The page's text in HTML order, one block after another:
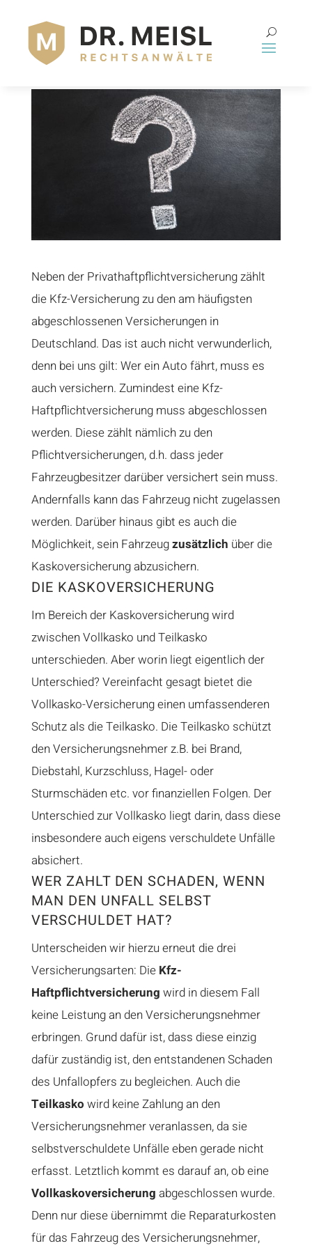
KASKOSCHUTZ BEI
EIGENVERSCHULDEN?
Neben der Privathaftpflichtversicherungzählt
die Kfz-Versicherung zu den am häufigsten
abgeschlossenen Versicherungen in
Deutschland. Das ist auch nicht verwunderlich,
denn bei uns gilt: Wer ein Auto fährt, muss es
auch versichern. Zumindest eine Kfz-
Haftpflichtversicherung muss abgeschlossen
werden. Diese zählt nämlich zu den
Pflichtversicherungen, d.h. dass jeder
Fahrzeugbesitzer darüber versichert sein muss.
Andernfalls kann das Fahrzeug nicht zugelassen
werden. Darüber hinaus gibt es auch die
Möglichkeit, sein Fahrzeugzusätzlich über die
Kaskoversicherung abzusichern.
DIE KASKOVERSICHERUNG
Im Bereich der Kaskoversicherung wird
zwischen Vollkasko und Teilkasko
unterschieden. Aber worin liegt eigentlich der
Unterschied? Vereinfacht gesagt bietet die
Vollkasko-Versicherung einen umfassenderen
Schutz als die Teilkasko. Die Teilkasko schützt
den Versicherungsnehmer z.B. bei Brand,
Diebstahl, Kurzschluss, Hagel- oder
Sturmschäden etc. vor finanziellen Folgen. Der
Unterschied zur Vollkasko liegt darin, dass diese
insbesondere auch eigens verschuldete Unfälle
absichert.
WER ZAHLT DEN SCHADEN, WENN
MAN DEN UNFALL SELBST
VERSCHULDET HAT?
Unterscheiden wir hierzu erneut die drei
Versicherungsarten: Die Kfz-
Haftpflichtversicherung wird in diesem Fall
keine Leistung an den Versicherungsnehmer
erbringen. Grund dafür ist, dass diese einzig
dafür zuständig ist, den entstandenen Schaden
des Unfallopfers zu begleichen. Auch die
Teilkasko wird keine Zahlung an den
Versicherungsnehmer veranlassen, da sie
selbstverschuldete Unfälle eben gerade nicht
erfasst. Letztlich kommt es darauf an, ob eine
Vollkaskoversicherung abgeschlossen wurde.
Denn nur diese übernimmt die Reparaturkosten
für das Fahrzeug des Versicherungsnehmer,